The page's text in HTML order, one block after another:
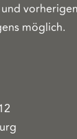
möglich.